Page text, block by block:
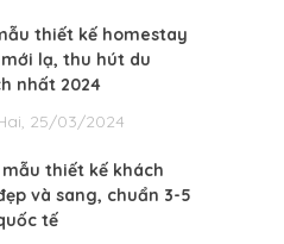
thiết kế homestay
lạ, thu hút du
nhất 2024
25/03/2024
mẫu thiết kế khách
và sang, chuẩn 3-5
tế